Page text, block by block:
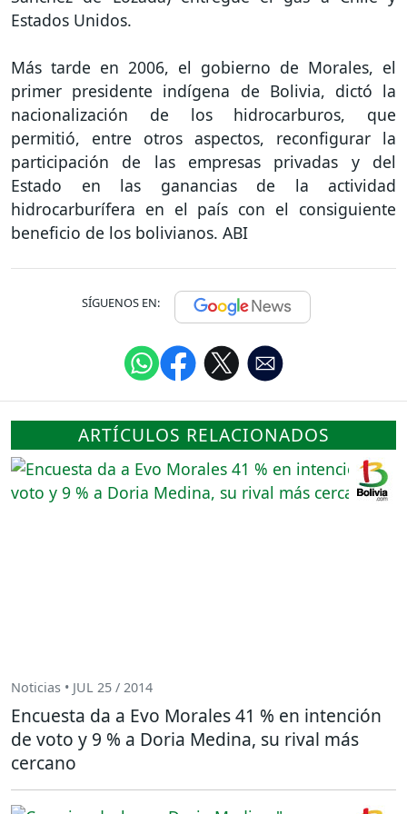
Estados Unidos.
Más tarde en 2006, el gobierno de Morales, el
primer presidente indígena de Bolivia, dictó la
nacionalización de los hidrocarburos, que
permitió, entre otros aspectos, reconfigurar la
participación de las empresas privadas y del
Estado en las ganancias de la actividad
hidrocarburífera en el país con el consiguiente
beneficio de los bolivianos. ABI
SÍGUENOS EN:
ARTÍCULOS RELACIONADOS
Noticias • JUL 25 / 2014
Encuesta da a Evo Morales 41 % en intención
de voto y 9 % a Doria Medina, su rival más
cercano